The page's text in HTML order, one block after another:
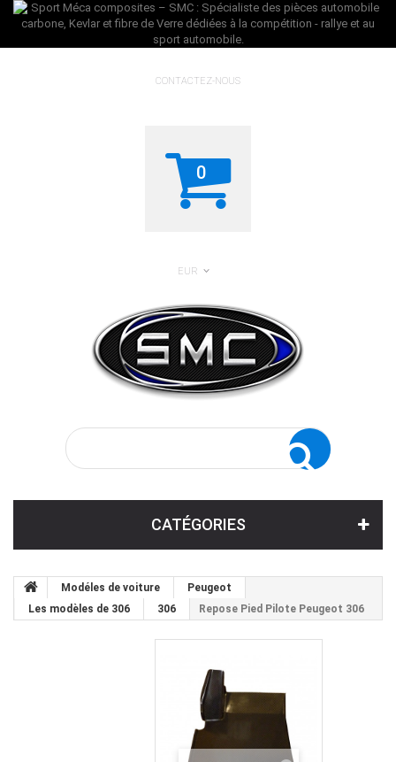
CONTACTEZ-NOUS
0
EUR
CATÉGORIES
Modéles de voiture
Peugeot
Les modèles de 306
306 Repose Pied Pilote Peugeot 306